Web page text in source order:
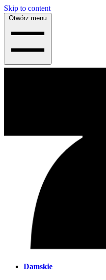
Skip to content
Otwórz menu
Damskie